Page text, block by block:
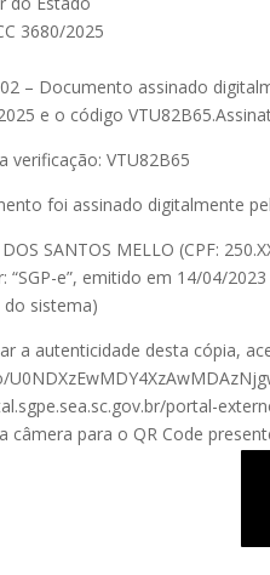
3680/2025
– Documento assinado
e o código
verificação: VTU82B65
foi assinado digitalmente
DOS SANTOS MELLO (CPF:
“SGP-e”, emitido em 14/04/
do sistema)
a autenticidade desta cópia,
portal-
câmera para o QR Code